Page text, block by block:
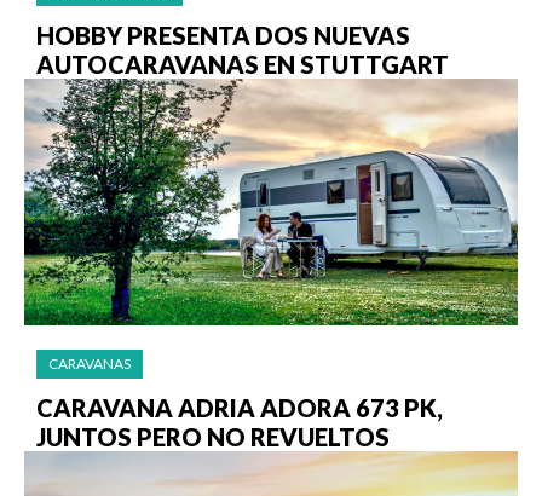
HOBBY PRESENTA DOS NUEVAS
AUTOCARAVANAS EN STUTTGART
CARAVANAS
CARAVANA ADRIA ADORA 673 PK,
JUNTOS PERO NO REVUELTOS